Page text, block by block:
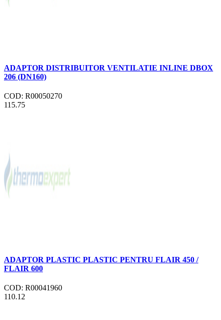
ADAPTOR DISTRIBUITOR VENTILATIE INLINE DBOX
206 (DN160)
COD: R00050270
115.75
ADAPTOR PLASTIC PLASTIC PENTRU FLAIR 450 /
FLAIR 600
COD: R00041960
110.12